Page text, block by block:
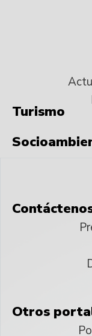
Turismo
Otros